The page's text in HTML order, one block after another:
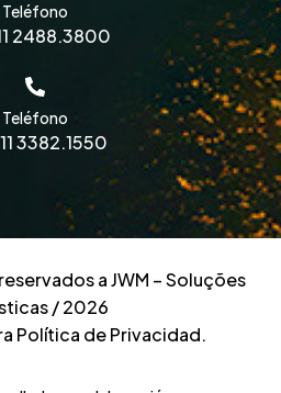
Teléfono
2488.3800
Teléfono
3382.1550
a JWM – Soluções
/ 2026
Política de Privacidad.